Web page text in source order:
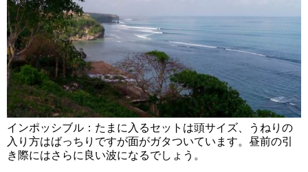
インポッシブル：たまに入るセットは頭サイズ、うねりの
入り方はばっちりですが面がガタついています。昼前の引
き際にはさらに良い波になるでしょう。